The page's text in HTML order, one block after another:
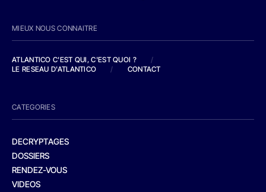
MIEUX NOUS CONNAITRE
ATLANTICO C'EST QUI, C'EST QUOI ?
/
LE RESEAU D'ATLANTICO
/ CONTACT
CATEGORIES
DECRYPTAGES
DOSSIERS
RENDEZ-VOUS
VIDEOS